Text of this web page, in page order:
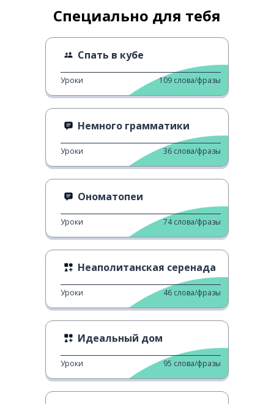
Специально для тебя
Спать в кубе
Уроки 109 слова/фразы
Немного грамматики
Уроки 36 слова/фразы
Ономатопеи
Уроки 74 слова/фразы
Неаполитанская серенада
Уроки 46 слова/фразы
Идеальный дом
Уроки 95 слова/фразы